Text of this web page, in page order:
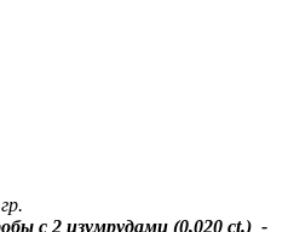
с 2 изумрудами (0,020 ct.) -